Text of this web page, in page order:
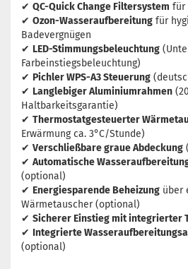
✔ QC-Quick Change Filtersystem für
✔ Ozon-Wasseraufbereitung für
Badevergnügen
✔ LED-Stimmungsbeleuchtung
Farbeinstiegsbeleuchtung)
✔ Pichler WPS-A3 Steuerung
✔ Langlebiger Aluminiumrahmen
Haltbarkeitsgarantie)
✔ Thermostatgesteuerter
Erwärmung ca. 3°C/Stunde)
✔ Verschließbare graue Abdeckung
✔ Automatische
(optional)
✔ Energiesparende Beheizung über
Wärmetauscher (optional)
✔ Sicherer Einstieg mit integrierter
✔ Integrierte
(optional)